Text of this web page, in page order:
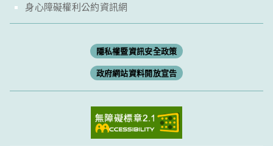
身心障礙權利公約資訊網
隱私權暨資訊安全政策
政府網站資料開放宣告